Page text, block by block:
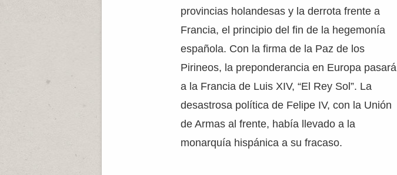
provincias holandesas y la derrota frente a
Francia, el principio del fin de la hegemonía
española. Con la firma de la Paz de los
Pirineos, la preponderancia en Europa pasará
a la Francia de Luis XIV, “El Rey Sol”. La
desastrosa política de Felipe IV, con la Unión
de Armas al frente, había llevado a la
monarquía hispánica a su fracaso.